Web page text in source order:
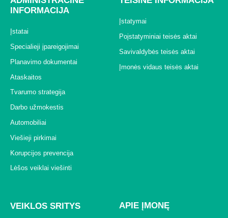
INFORMACIJA
Įstatai
Specialieji įpareigojimai
Planavimo dokumentai
Ataskaitos
Tvarumo strategija
Darbo užmokestis
Automobiliai
Viešieji pirkimai
Korupcijos prevencija
Lėšos veiklai viešinti
Įstatymai
Poįstatyminiai teisės aktai
Savivaldybės teisės aktai
Įmonės vidaus teisės aktai
VEIKLOS SRITYS APIE ĮMONĘ